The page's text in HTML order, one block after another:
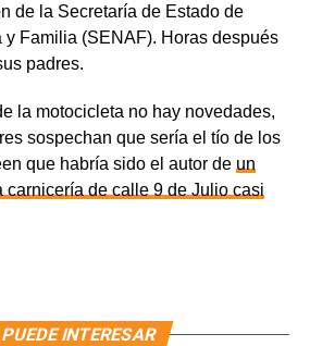
de la Secretaría de Estado de
y Familia (SENAF). Horas después
padres.
la motocicleta no hay novedades,
sospechan que sería el tío de los
que habría sido el autor de un
carnicería de calle 9 de Julio casi
INTERESAR